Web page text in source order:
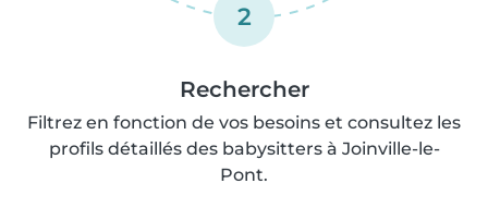
2
Rechercher
Filtrez en fonction de vos besoins et consultez les
profils détaillés des babysitters à Joinville-le-
Pont.